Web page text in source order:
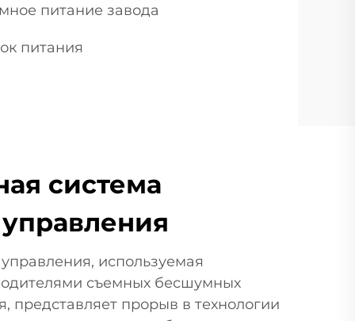
питание завода
питания
система
используемая
съемных бесшумных
представляет прорыв в технологии